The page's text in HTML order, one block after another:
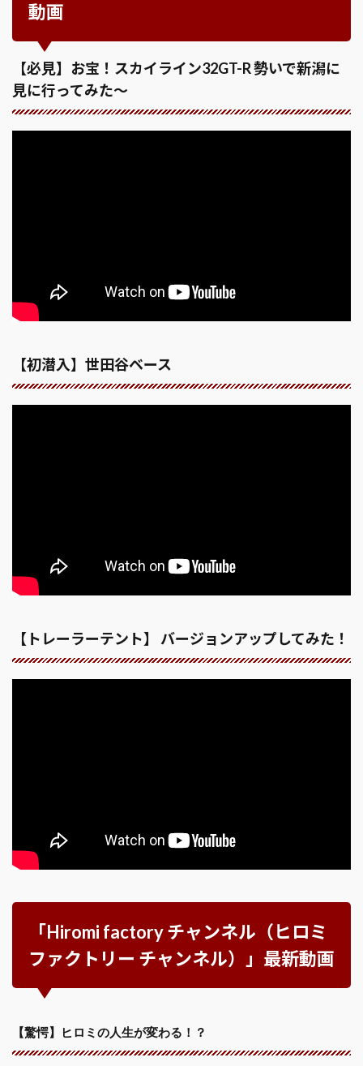
動画
【必見】お宝！スカイライン32GT-R 勢いで新潟に
見に行ってみた〜
【初潜入】世田谷ベース
【トレーラーテント】 バージョンアップしてみた！
「Hiromi factory チャンネル（ヒロミ
ファクトリー チャンネル）」最新動画
【驚愕】ヒロミの人生が変わる！？